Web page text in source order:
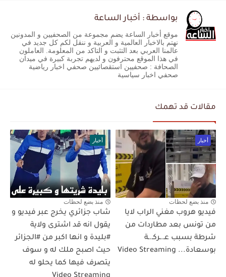
بواسطة : أخبار الساعة
موقع أخبار الساعة يضم مجموعة من الصحفيين و المدونين
نهتم بالاخبار العالمية و العربية و ننقل لكم كل جديد في
عالمنا العربي بعد التثبت و التاكد من المعلومة. العاملون
في هذا الموقع محترفون و لديهم تجربة كبيرة في ميدان
الصحافة : صحفيين استقصائيين صحفي اخبار رياضية
صحفي اخبار سياسية
مقالات قد تهمك
أخبار
منذ بضع لحظات
فيديو هروب مغني الراب لايا
من تونس بعد مطاردات من
شرطة بسبب عـ.ـركـ.ـة
بوسعادة... Video Streaming
أخبار
منذ بضع لحظات
شاب جزائري يخرج عبر فيديو و
يقول انه قد اشترى ولاية
#بليدة و انها اكبر من #الجزائر
حيث اصبح ملك له و سوف
يتصرف فيها كما يحلو له